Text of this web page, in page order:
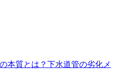
本質とは？下水道管の劣化メ